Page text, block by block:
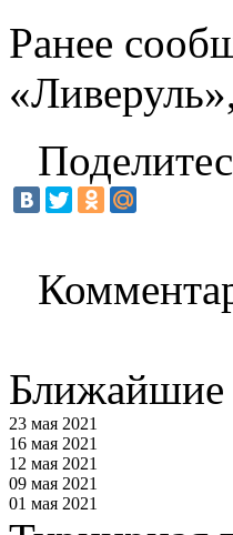
Ранее
Ближайшие
23 мая 2021
16 мая 2021
12 мая 2021
09 мая 2021
01 мая 2021